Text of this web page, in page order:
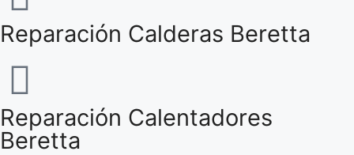
Reparación Calderas Beretta
Reparación Calentadores
Beretta